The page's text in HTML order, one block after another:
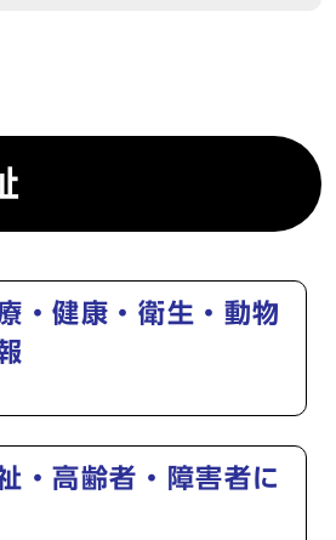
・健康・衛生・動物
・高齢者・障害者に